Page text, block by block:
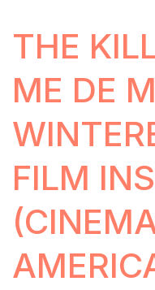
THE
ME DE
FILM